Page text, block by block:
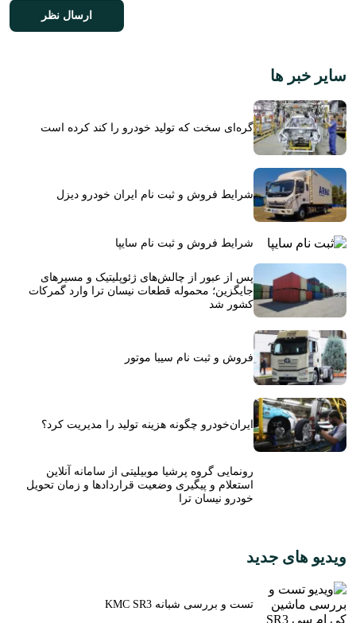
سایر خبر ها
گره‌ای سخت که تولید خودرو را کند کرده است
شرایط فروش و ثبت نام ایران خودرو دیزل
شرایط فروش و ثبت نام سایپا
پس از عبور از چالش‌های ژئوپلیتیک و مسیرهای
جایگزین؛ محموله قطعات نیسان ترا وارد گمرکات
کشور شد
فروش و ثبت نام سیبا موتور
ایران‌خودرو چگونه هزینه تولید را مدیریت کرد؟
رونمایی گروه پرشیا موبیلیتی از سامانه آنلاین
استعلام و پیگیری وضعیت قراردادها و زمان تحویل
خودرو نیسان ترا
ویدیو های جدید
تست و بررسی شبانه KMC SR3